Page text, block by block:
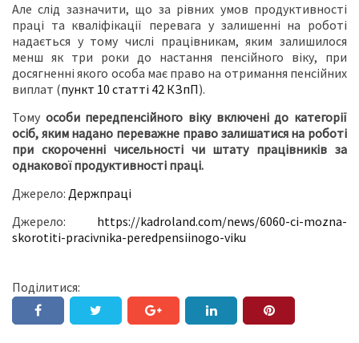
Але слід зазначити, що за рівних умов продуктивності
праці та кваліфікації перевага у залишенні на роботі
надається у тому числі працівникам, яким залишилося
менш як три роки до настання пенсійного віку, при
досягненні якого особа має право на отримання пенсійних
виплат (пункт 10 статті 42 КЗпП).
Тому особи передпенсійного віку включені до категорії
осіб, яким надано переважне право залишатися на роботі
при скороченні чисельності чи штату працівників за
однакової продуктивності праці.
Джерело: Держпраці
Джерело: https://kadroland.com/news/6060-ci-mozna-
skorotiti-pracivnika-peredpensiinogo-viku
Поділитися: